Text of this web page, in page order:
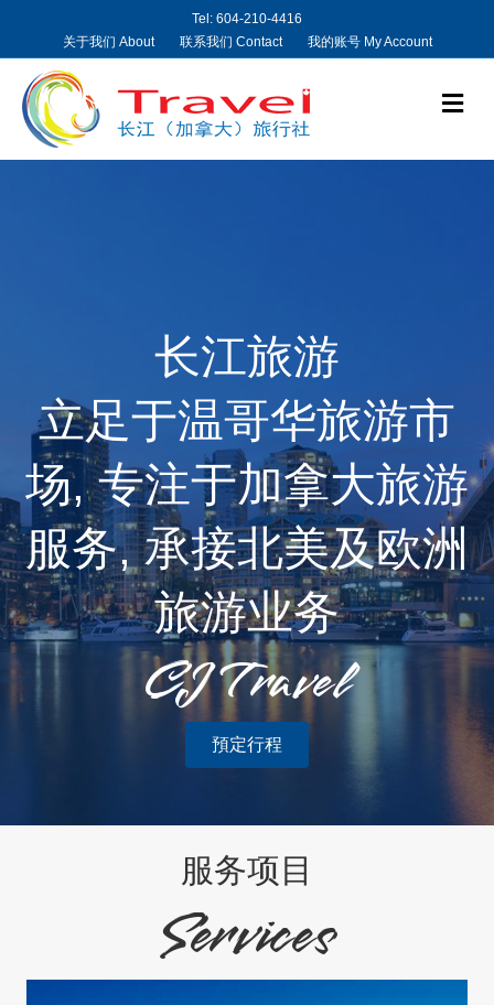
Tel: 604-210-4416
关于我们 About
联系我们 Contact 我的账号 My Account
长江旅游
立足于温哥华旅游市
场, 专注于加拿大旅游
服务, 承接北美及欧洲
旅游业务
CJ Travel
預定行程
服务项目
Services